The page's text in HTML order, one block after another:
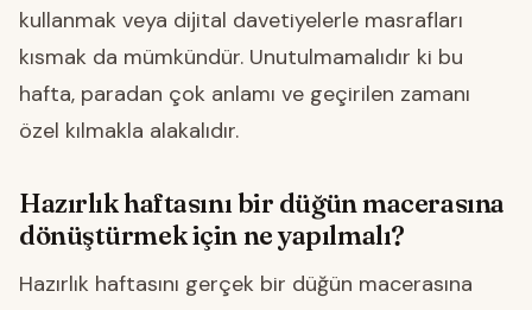
kullanmak veya dijital davetiyelerle masrafları
kısmak da mümkündür. Unutulmamalıdır ki bu
hafta, paradan çok anlamı ve geçirilen zamanı
özel kılmakla alakalıdır.
Hazırlık haftasını bir düğün macerasına
dönüştürmek için ne yapılmalı?
Hazırlık haftasını gerçek bir düğün macerasına